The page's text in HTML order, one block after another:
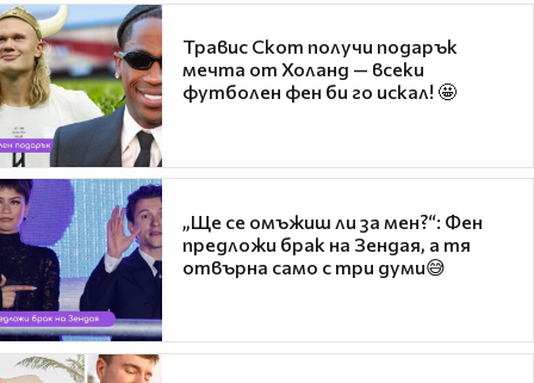
Травис Скот получи подарък
мечта от Холанд — всеки
футболен фен би го искал! 🤩
„Ще се омъжиш ли за мен?“: Фен
предложи брак на Зендая, а тя
отвърна само с три думи😅